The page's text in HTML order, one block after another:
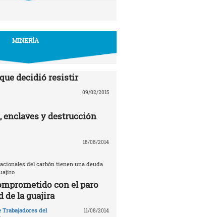
MINERÍA
decidió resistir
09/02/2015
y destrucción
18/08/2014
del carbón tienen una deuda
con el paro
de la guajira
del
11/08/2014